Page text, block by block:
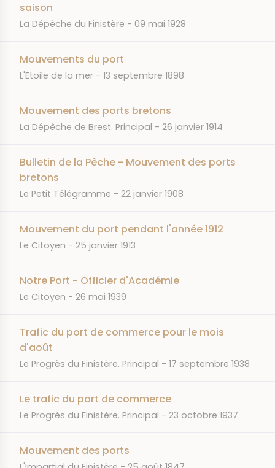
saison
JOURNAL
La Dépêche du Finistère DATE
09 mai 1928
Mouvements du port
JOURNAL
L'Etoile de la mer DATE
13 septembre 1898
Mouvement des ports bretons
JOURNAL
La Dépêche de Brest. Principal DATE
26 janvier 1914
Bulletin de la Pêche - Mouvement des ports
bretons
JOURNAL
Le Petit Télégramme DATE
22 janvier 1908
Mouvement du port pendant l'année 1912
JOURNAL
Le Citoyen DATE
25 janvier 1913
Notre Port - Officier d'Académie
JOURNAL
Le Citoyen DATE
26 mai 1939
Trafic du port de commerce pour le mois
d'août
JOURNAL
Le Progrès du Finistère. Principal DATE
17 septembre 1938
Le trafic du port de commerce
JOURNAL
Le Progrès du Finistère. Principal DATE
23 octobre 1937
Mouvement des ports
JOURNAL DATE